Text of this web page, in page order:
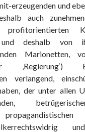
erzeugenden und
auch
und deshalb von
Marionetten,
‚Regierung‘)
verlangend,
der unter allen